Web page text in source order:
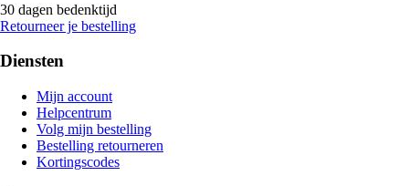
30 dagen bedenktijd
Retourneer je bestelling
Diensten
Mijn account
Helpcentrum
Volg mijn bestelling
Bestelling retourneren
Kortingscodes